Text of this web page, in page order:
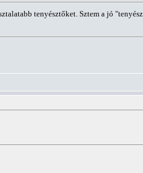
tenyésztőket. Sztem a jó